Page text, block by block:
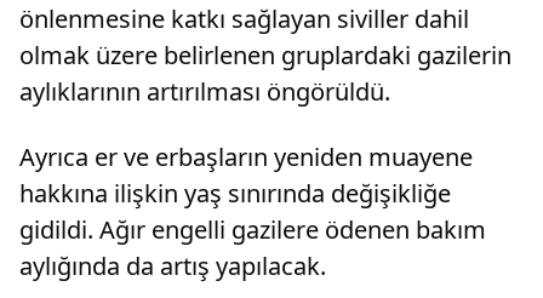
önlenmesine katkı sağlayan siviller dahil
olmak üzere belirlenen gruplardaki gazilerin
aylıklarının artırılması öngörüldü.
Ayrıca er ve erbaşların yeniden muayene
hakkına ilişkin yaş sınırında değişikliğe
gidildi. Ağır engelli gazilere ödenen bakım
aylığında da artış yapılacak.